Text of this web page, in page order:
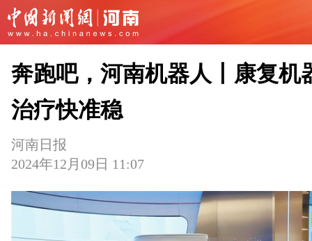
奔跑吧，河南机器人丨康复机
治疗快准稳
河南日报
2024年12月09日 11:07